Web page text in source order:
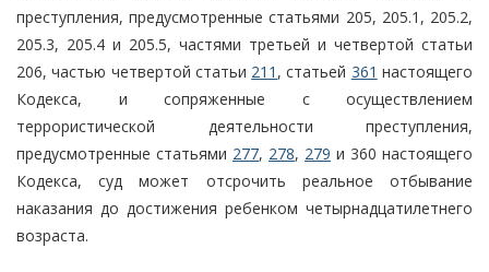
преступления, предусмотренные статьями 205, 205.1, 205.2,
205.3, 205.4 и 205.5, частями третьей и четвертой статьи
206, частью четвертой статьи 211 , статьей 361 настоящего
Кодекса, и сопряженные с осуществлением
террористической деятельности преступления,
предусмотренные статьями 277, 278, 279 и 360 настоящего
Кодекса, суд может отсрочить реальное отбывание
наказания до достижения ребенком четырнадцатилетнего
возраста.